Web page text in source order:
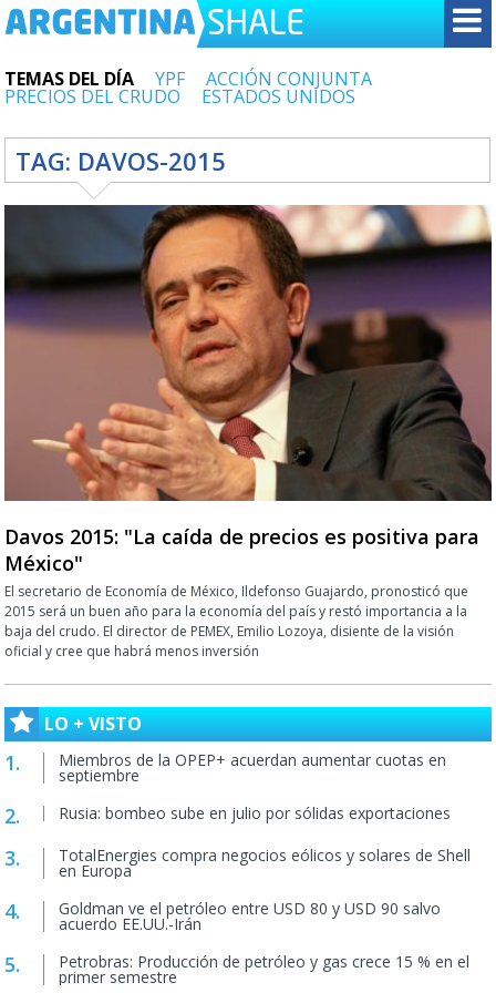
TEMAS DEL DÍA YPF ACCIÓN CONJUNTA
PRECIOS DEL CRUDO ESTADOS UNIDOS
TAG: DAVOS-2015
Davos 2015: "La caída de precios es positiva para
México"
El secretario de Economía de México, Ildefonso Guajardo, pronosticó que
2015 será un buen año para la economía del país y restó importancia a la
baja del crudo. El director de PEMEX, Emilio Lozoya, disiente de la visión
oficial y cree que habrá menos inversión
LO + VISTO
Miembros de la OPEP+ acuerdan aumentar cuotas en
septiembre
Rusia: bombeo sube en julio por sólidas exportaciones
TotalEnergies compra negocios eólicos y solares de Shell
en Europa
Goldman ve el petróleo entre USD 80 y USD 90 salvo
acuerdo EE.UU.-Irán
Petrobras: Producción de petróleo y gas crece 15 % en el
primer semestre